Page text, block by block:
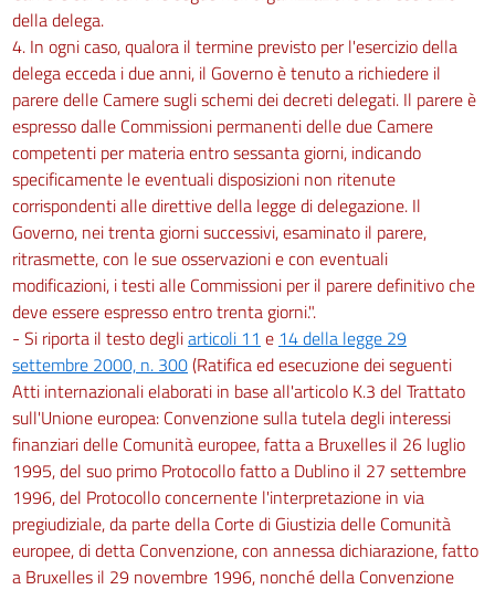
Prove
44
SEZIONE IV
Misure cautelari
45
46
47
48
49
50
51
52
53
54
SEZIONE V
Indagini preliminari e udienza preliminare
55
della delega.
4. In ogni caso, qualora il termine previsto per l'esercizio della
delega ecceda i due anni, il Governo è tenuto a richiedere il
parere delle Camere sugli schemi dei decreti delegati. Il parere è
espresso dalle Commissioni permanenti delle due Camere
competenti per materia entro sessanta giorni, indicando
specificamente le eventuali disposizioni non ritenute
corrispondenti alle direttive della legge di delegazione. Il
Governo, nei trenta giorni successivi, esaminato il parere,
ritrasmette, con le sue osservazioni e con eventuali
modificazioni, i testi alle Commissioni per il parere definitivo che
deve essere espresso entro trenta giorni.".
- Si riporta il testo degliarticoli 11 e 14 della legge 29
settembre 2000, n. 300(Ratifica ed esecuzione dei seguenti
Atti internazionali elaborati in base all'articolo K.3 del Trattato
sull'Unione europea: Convenzione sulla tutela degli interessi
finanziari delle Comunità europee, fatta a Bruxelles il 26 luglio
1995, del suo primo Protocollo fatto a Dublino il 27 settembre
1996, del Protocollo concernente l'interpretazione in via
pregiudiziale, da parte della Corte di Giustizia delle Comunità
europee, di detta Convenzione, con annessa dichiarazione, fatto
a Bruxelles il 29 novembre 1996, nonché della Convenzione